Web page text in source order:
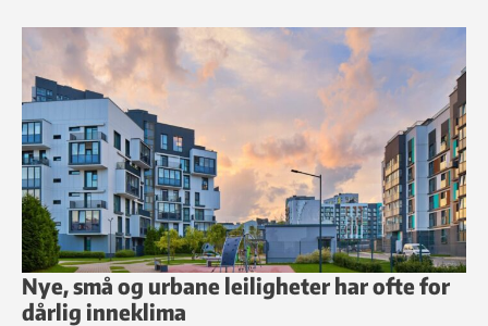
Nye, små og urbane leiligheter har ofte for
dårlig inneklima